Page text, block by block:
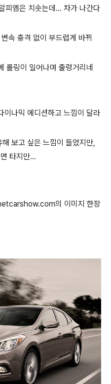
피엠은 치솟는데... 차가 나간다
속 충격 없이 부드럽게 바뀌
롤링이 일어나며 출렁거리네
이나믹 에디션하고 느낌이 달라
보고 싶은 느낌이 들었지만,
타지만...
의 이미지 한장